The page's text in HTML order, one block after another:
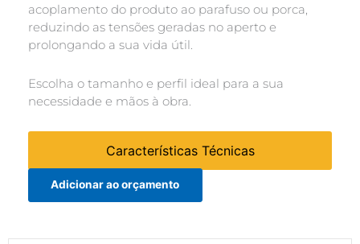
acoplamento do produto ao parafuso ou porca,
reduzindo as tensões geradas no aperto e
prolongando a sua vida útil.
Escolha o tamanho e perfil ideal para a sua
necessidade e mãos à obra.
Características Técnicas
Adicionar ao orçamento